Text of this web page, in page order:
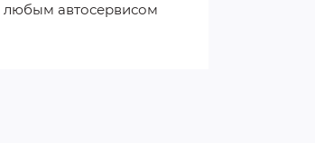
любым автосервисом